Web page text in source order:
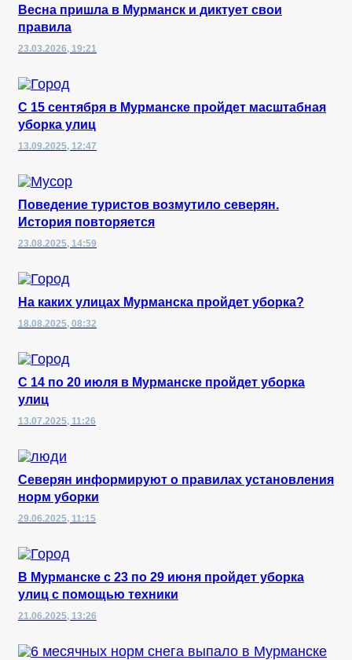
Весна пришла в Мурманск и диктует свои
правила
23.03.2026, 19:21
С 15 сентября в Мурманске пройдет масштабная
уборка улиц
13.09.2025, 12:47
Поведение туристов возмутило северян.
История повторяется
23.08.2025, 14:59
На каких улицах Мурманска пройдет уборка?
18.08.2025, 08:32
С 14 по 20 июля в Мурманске пройдет уборка
улиц
13.07.2025, 11:26
Северян информируют о правилах установления
норм уборки
29.06.2025, 11:15
В Мурманске с 23 по 29 июня пройдет уборка
улиц с помощью техники
21.06.2025, 13:26